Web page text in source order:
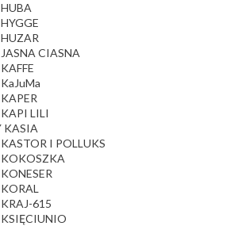
CIASNA
LILI
KASIA
I POLLUKS
615